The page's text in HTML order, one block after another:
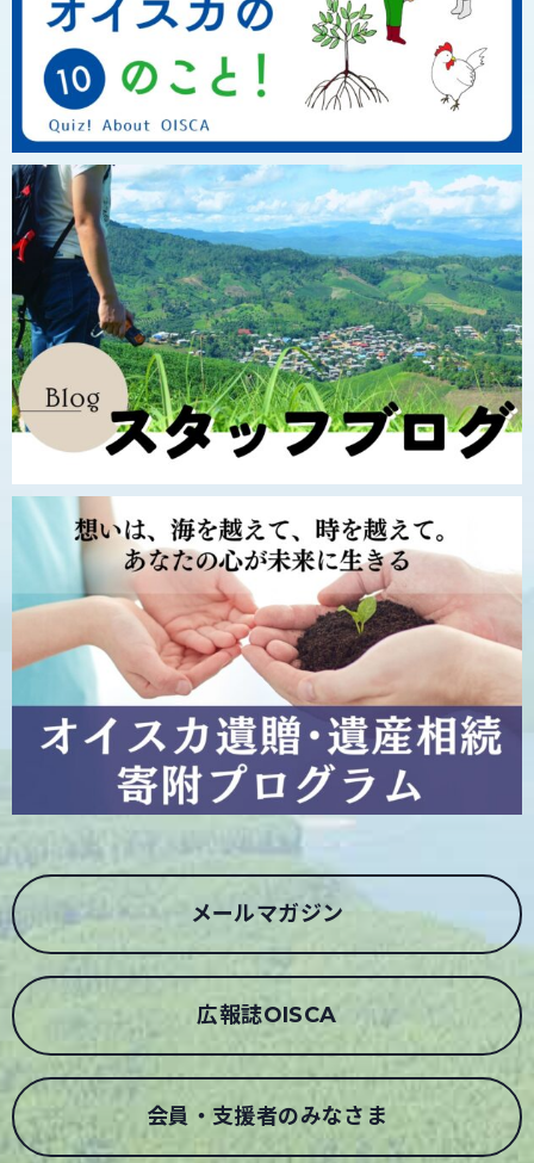
メールマガジン
広報誌OISCA
会員・支援者のみなさま